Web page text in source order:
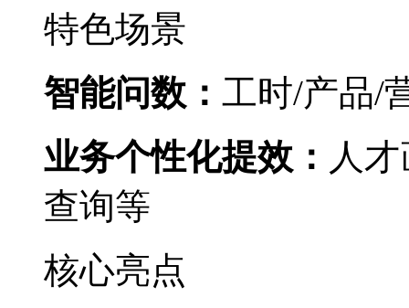
特色场景
智能问数： 工时/产品/
业务个性化提效： 人
查询等
核心亮点